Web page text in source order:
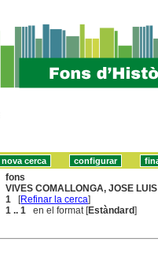
fons
VIVES COMALLONGA, JOSE
1 [Refinar la cerca]
1 .. 1 en el format [Estàndard]